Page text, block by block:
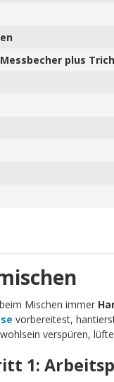
plus
Mischen immer
vorbereitest,
verspüren,
1: